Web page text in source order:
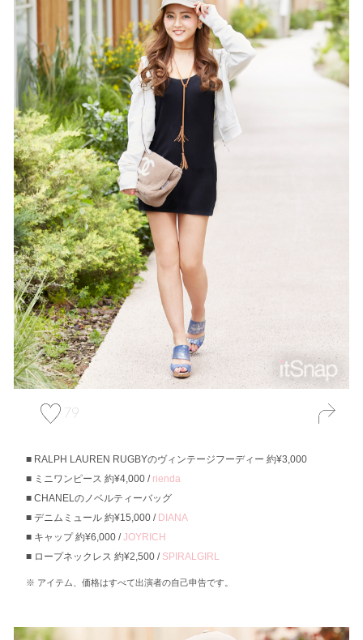
79
RALPH LAUREN RUGBYのヴィンテージフーディー 約¥3,000
ミニワンピース 約¥4,000 / rienda
CHANELのノベルティーバッグ
デニムミュール 約¥15,000 / DIANA
キャップ 約¥6,000 /JOYRICH
ロープネックレス 約¥2,500 / SPIRALGIRL
アイテム、価格はすべて出演者の自己申告です。